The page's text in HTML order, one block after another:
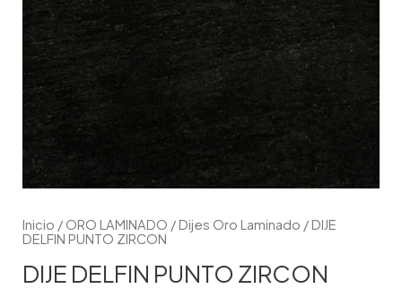
Inicio / ORO LAMINADO /Dijes Oro Laminado / DIJE
DELFIN PUNTO ZIRCON
DIJE DELFIN PUNTO ZIRCON